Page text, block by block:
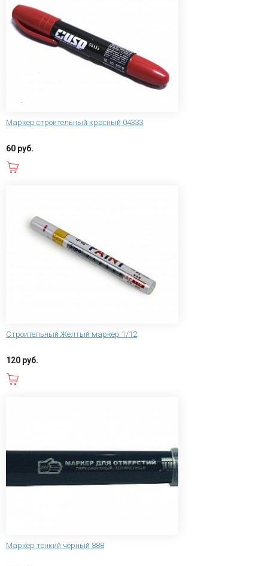
Маркер строительный красный 04333
60 руб.
Строительный Желтый маркер 1/12
120 руб.
Маркер тонкий чёрный 888